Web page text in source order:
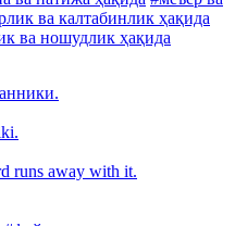
ва калтабинлик ҳақида
ва ношудлик ҳақида
runs away with it.